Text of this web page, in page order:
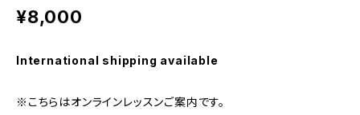
¥8,000
International shipping available
※こちらはオンラインレッスンご案内です。